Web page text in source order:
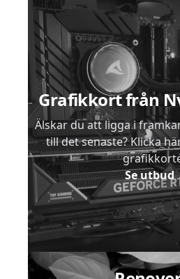
Grafikkort från
Älskar du att ligga i
till det senaste? Klicka
Se utbud